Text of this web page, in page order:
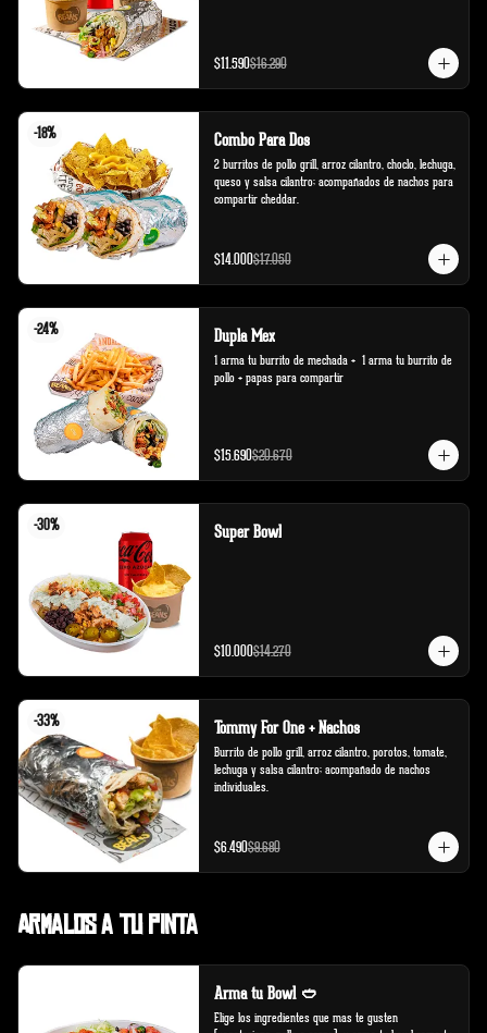
$11.590$16.290
-18% Combo Para Dos
2 burritos de pollo grill, arroz cilantro, choclo, lechuga,
queso y salsa cilantro; acompañados de nachos para
compartir cheddar.
$14.000$17.050
-24% Dupla Mex
1 arma tu burrito de mechada +  1 arma tu burrito de
pollo + papas para compartir
$15.690$20.670
-30% Super Bowl
$10.000$14.270
-33% Tommy For One + Nachos
Burrito de pollo grill, arroz cilantro, porotos, tomate,
lechuga y salsa cilantro; acompañado de nachos
individuales.
$6.490$9.680
Armalos a tu pinta
Arma tu Bowl 🥙
Elige los ingredientes que mas te gusten